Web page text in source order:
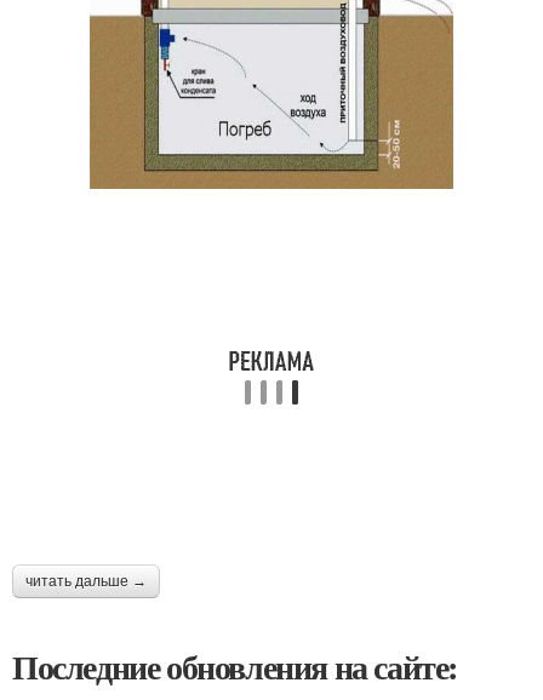
читать дальше →
Последние обновления на сайте: